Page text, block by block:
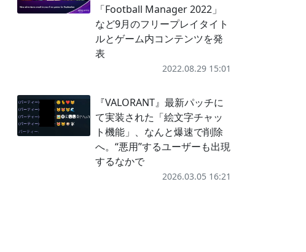
「Football Manager 2022」
など9月のフリープレイタイト
ルとゲーム内コンテンツを発
表
2022.08.29 15:01
『VALORANT』最新パッチに
て実装された「絵文字チャッ
ト機能」、なんと爆速で削除
へ。“悪用”するユーザーも出現
するなかで
2026.03.05 16:21